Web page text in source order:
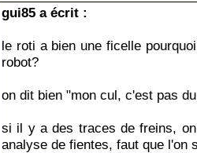
gui85 a écrit :
le roti a bien une ficelle
robot?
on dit bien "mon cul, c'est pas
si il y a des traces de freins,
analyse de fientes, faut que l'on